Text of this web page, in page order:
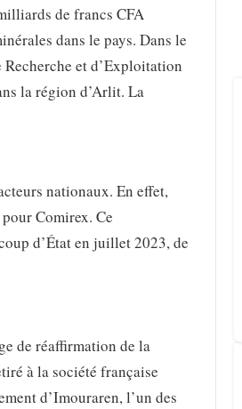
de francs CFA
dans le pays. Dans le
et d’Exploitation
la région d’Arlit. La
nationaux. En effet,
Comirex. Ce
d’État en juillet 2023, de
de réaffirmation de la
à la société française
d’Imouraren, l’un des